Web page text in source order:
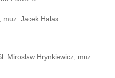
muz. Jacek Hałas
Mirosław Hrynkiewicz, muz.